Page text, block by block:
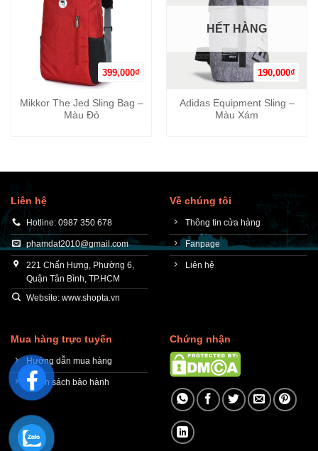
399,000₫
Mikkor The Jed Sling Bag –
Màu Đỏ
190,000₫
HẾT HÀNG
Adidas Equipment Sling –
Màu Xám
Liên hệ
Hotline: 0987 350 678
phamdat2010@gmail.com
221 Chấn Hưng, Phường 6,
Quận Tân Bình, TP.HCM
Website: www.shopta.vn
Về chúng tôi
Thông tin cửa hàng
Fanpage
Liên hệ
Mua hàng trực tuyến
Hướng dẫn mua hàng
Chính sách bảo hành
Chứng nhận